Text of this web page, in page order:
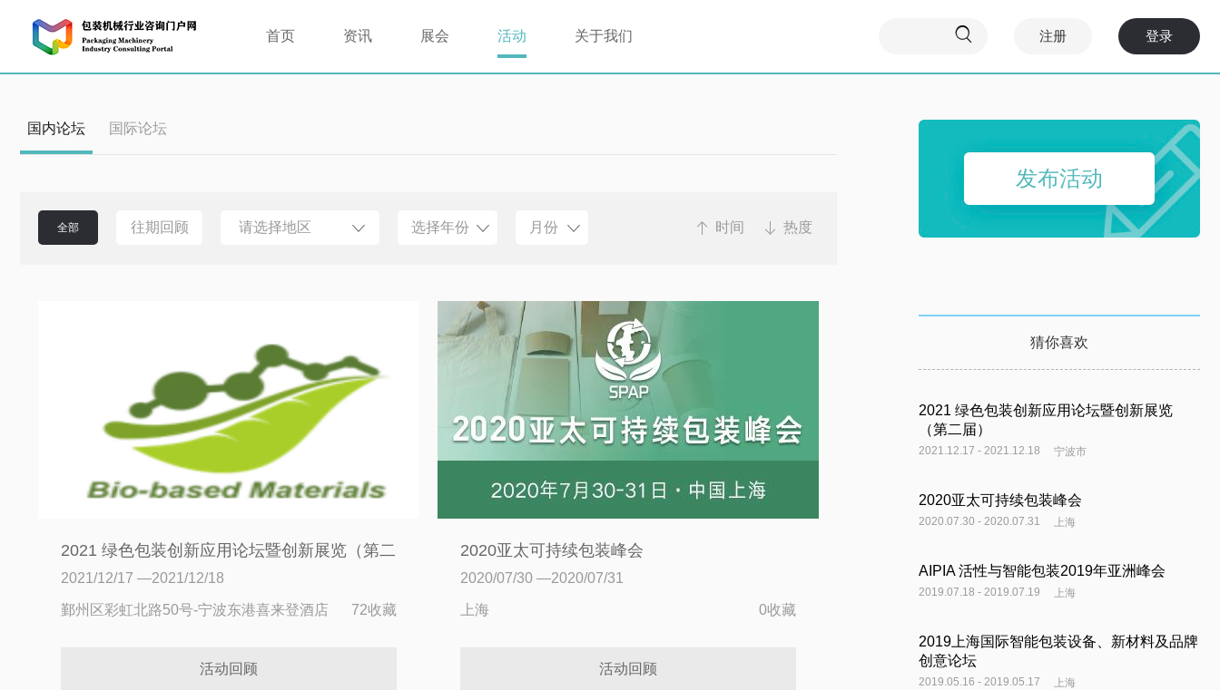
首页 资讯 展会 活动 关于我们  注册 登录
国内论坛 国际论坛
全部 往期回顾 请选择地区 选择年份 月份 时间 热度
2021 绿色包装创新应用论坛暨创新展览（第二
届）
2021/12/17 —2021/12/18
鄞州区彩虹北路50号-宁波东港喜来登酒店 72收藏
活动回顾
2020亚太可持续包装峰会
2020/07/30 —2020/07/31
上海 0收藏
活动回顾
发布活动
猜你喜欢
2021 绿色包装创新应用论坛暨创新展览
（第二届）
2021.12.17 - 2021.12.18 宁波市
2020亚太可持续包装峰会
2020.07.30 - 2020.07.31 上海
AIPIA 活性与智能包装2019年亚洲峰会
2019.07.18 - 2019.07.19 上海
2019上海国际智能包装设备、新材料及品牌
创意论坛
2019.05.16 - 2019.05.17 上海